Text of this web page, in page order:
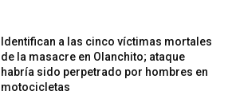
Identifican a las cinco víctimas mortales
de la masacre en Olanchito; ataque
habría sido perpetrado por hombres en
motocicletas